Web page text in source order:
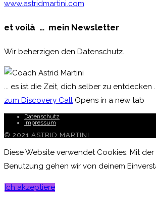
www.astridmartini.com
et voilà … mein Newsletter
Wir beherzigen den Datenschutz.
... es ist die Zeit, dich selber zu entdecken
zum Discovery Call Opens in a new tab
Datenschutz
Impressum
© 2021 ASTRID MARTINI
Diese Website verwendet Cookies. Mit
Benutzung gehen wir von deinem
Ich akzeptiere